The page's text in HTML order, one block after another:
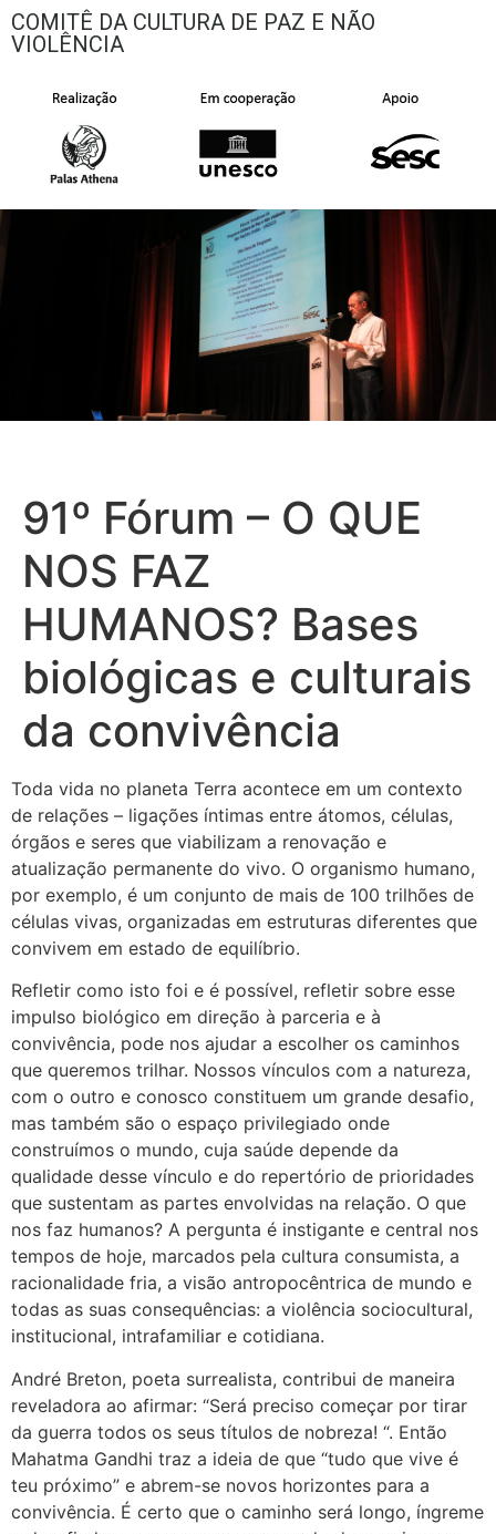
COMITÊ DA CULTURA DE PAZ E NÃO
VIOLÊNCIA
91º Fórum – O QUE
NOS FAZ
HUMANOS? Bases
biológicas e culturais
da convivência
Toda vida no planeta Terra acontece em um contexto
de relações – ligações íntimas entre átomos, células,
órgãos e seres que viabilizam a renovação e
atualização permanente do vivo. O organismo humano,
por exemplo, é um conjunto de mais de 100 trilhões de
células vivas, organizadas em estruturas diferentes que
convivem em estado de equilíbrio.
Refletir como isto foi e é possível, refletir sobre esse
impulso biológico em direção à parceria e à
convivência, pode nos ajudar a escolher os caminhos
que queremos trilhar. Nossos vínculos com a natureza,
com o outro e conosco constituem um grande desafio,
mas também são o espaço privilegiado onde
construímos o mundo, cuja saúde depende da
qualidade desse vínculo e do repertório de prioridades
que sustentam as partes envolvidas na relação. O que
nos faz humanos? A pergunta é instigante e central nos
tempos de hoje, marcados pela cultura consumista, a
racionalidade fria, a visão antropocêntrica de mundo e
todas as suas consequências: a violência sociocultural,
institucional, intrafamiliar e cotidiana.
André Breton, poeta surrealista, contribui de maneira
reveladora ao afirmar: “Será preciso começar por tirar
da guerra todos os seus títulos de nobreza! “. Então
Mahatma Gandhi traz a ideia de que “tudo que vive é
teu próximo” e abrem-se novos horizontes para a
convivência. É certo que o caminho será longo, íngreme